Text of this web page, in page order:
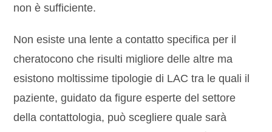
non è sufficiente.
Non esiste una lente a contatto specifica per il
cheratocono che risulti migliore delle altre ma
esistono moltissime tipologie di LAC tra le quali il
paziente, guidato da figure esperte del settore
della contattologia, può scegliere quale sarà